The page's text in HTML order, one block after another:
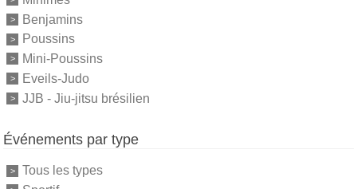
Benjamins
Poussins
Mini-Poussins
Eveils-Judo
JJB - Jiu-jitsu brésilien
Événements par type
Tous les types